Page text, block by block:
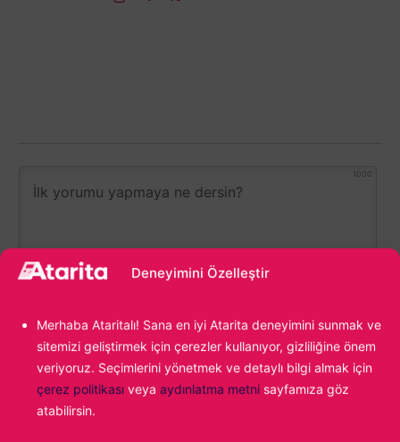
Deneyimini Özelleştir
Merhaba Ataritalı! Sana en iyi Atarita deneyimini sunmak ve
sitemizi geliştirmek için çerezler kullanıyor, gizliliğine önem
veriyoruz. Seçimlerini yönetmek ve detaylı bilgi almak için
çerez politikası veya aydınlatma metni sayfamıza göz
atabilirsin.
1000
YORUM